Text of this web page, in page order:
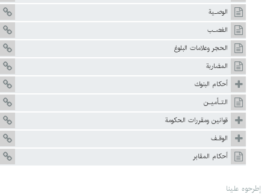
الوصـية
الغصـب
الحجر وعلامات البلوغ
المضاربة
أحکام البنوك
التـأميـن
قوانين ومقررات الحکومة
الوقـف
أحكام المقابر
إطرحوه علينا